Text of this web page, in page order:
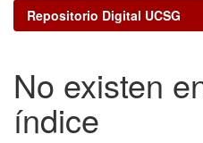
Repositorio Digital UCSG
No existen
índice